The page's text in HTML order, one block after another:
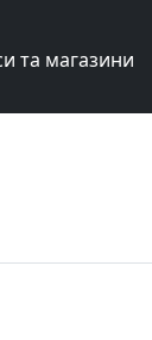
та магазини